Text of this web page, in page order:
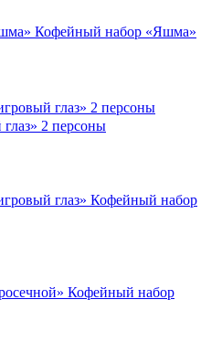
Кофейный набор «Яшма»
2 персоны
Кофейный набор
Кофейный набор